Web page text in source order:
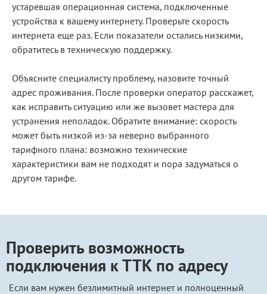
устаревшая операционная система, подключенные
устройства к вашему интернету. Проверьте скорость
интернета еще раз. Если показатели остались низкими,
обратитесь в техническую поддержку.
Объясните специалисту проблему, назовите точный
адрес проживания. После проверки оператор расскажет,
как исправить ситуацию или же вызовет мастера для
устранения неполадок. Обратите внимание: скорость
может быть низкой из-за неверно выбранного
тарифного плана: возможно технические
характеристики вам не подходят и пора задуматься о
другом тарифе.
Проверить возможность
подключения к ТТК по адресу
Если вам нужен безлимитный интернет и полноценный